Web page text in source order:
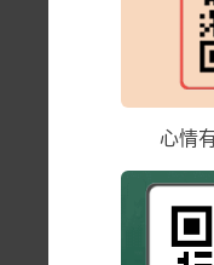
心情